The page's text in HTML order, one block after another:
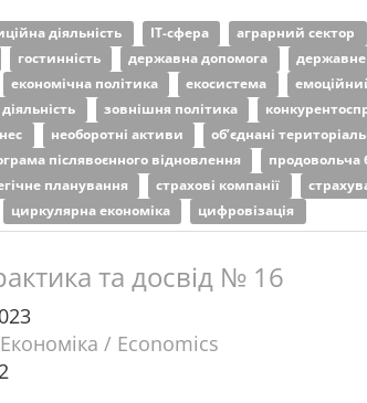
діяльність ІТ-сфера аграрний сектор
гостинність державна допомога
економічна політика екосистема
зовнішня політика
необоротні активи об’єднані
післявоєнного відновлення продовольча
планування страхові компанії
циркулярна економіка цифровізація
та досвід № 16
Економіка / Economics